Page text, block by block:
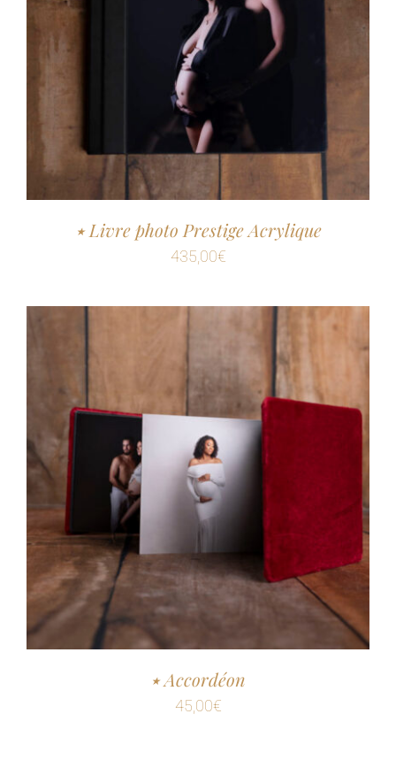
٭ Livre photo Prestige Acrylique
435,00€
٭ Accordéon
45,00€